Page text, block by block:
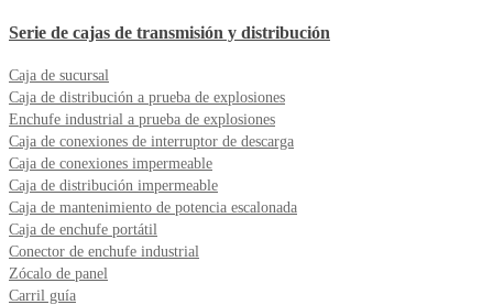
Serie de cajas de transmisión y distribución
Caja de sucursal
Caja de distribución a prueba de explosiones
Enchufe industrial a prueba de explosiones
Caja de conexiones de interruptor de descarga
Caja de conexiones impermeable
Caja de distribución impermeable
Caja de mantenimiento de potencia escalonada
Caja de enchufe portátil
Conector de enchufe industrial
Zócalo de panel
Carril guía